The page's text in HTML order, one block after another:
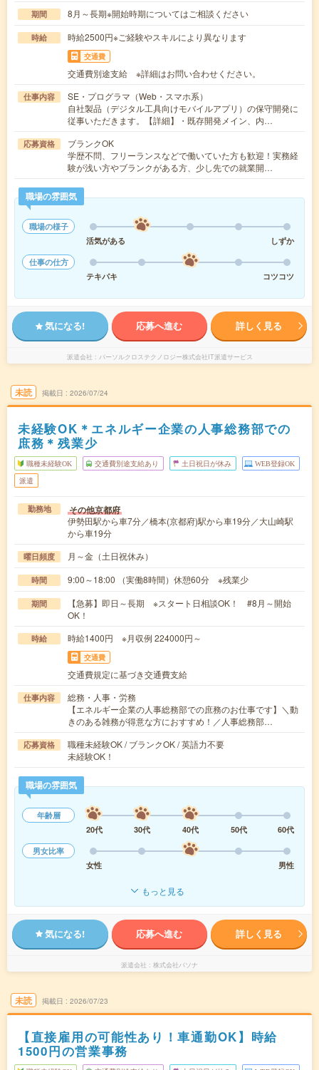
期間 8月～長期※開始時期についてはご相談ください
時給 時給2500円※ご経験やスキルにより異なります
交通費
交通費別途支給 ※詳細はお問い合わせください。
仕事内容
SE・プログラマ（Web・スマホ系）
自社製品（デジタル工具向けモバイルアプリ）の保守開発に
従事いただきます。【詳細】・既存開発メイン、内…
応募資格
ブランクOK
学歴不問、フリーランスなどで働いていた方も歓迎！実務経
験が浅い方やブランクがある方、少し先での就業開…
職場の雰囲気
職場の様子
活気がある
しずか
仕事の仕方
テキパキ
コツコツ
気になる! 応募へ進む 詳しく見る
派遣会社 パーソルクロステクノロジー株式会社IT派遣サービス
未読 掲載日 2026/07/24
未経験OK＊エネルギー企業の人事総務部での
庶務＊残業少
職種未経験OK 交通費別途支給あり 土日祝日が休み WEB登録OK
派遣
勤務地 その他京都府
伊勢田駅から車7分／橋本(京都府)駅から車19分／大山崎駅
から車19分
曜日頻度 月～金（土日祝休み）
時間 9:00～18:00 （実働8時間）休憩60分 ※残業少
期間
【急募】即日～長期 ※スタート日相談OK！ #8月～開始
OK！
時給 時給1400円 ※月収例 224000円～
交通費
交通費規定に基づき交通費支給
仕事内容
総務・人事・労務
【エネルギー企業の人事総務部での庶務のお仕事です】＼動
きのある雑務が得意な方におすすめ！／人事総務部…
応募資格
職種未経験OK / ブランクOK / 英語力不要
未経験OK！
職場の雰囲気
年齢層
20代
30代 40代 50代
60代
男女比率
女性
男性
もっと見る
気になる! 応募へ進む 詳しく見る
派遣会社 株式会社パソナ
未読 掲載日 2026/07/23
【直接雇用の可能性あり！車通勤OK】時給
1500円の営業事務